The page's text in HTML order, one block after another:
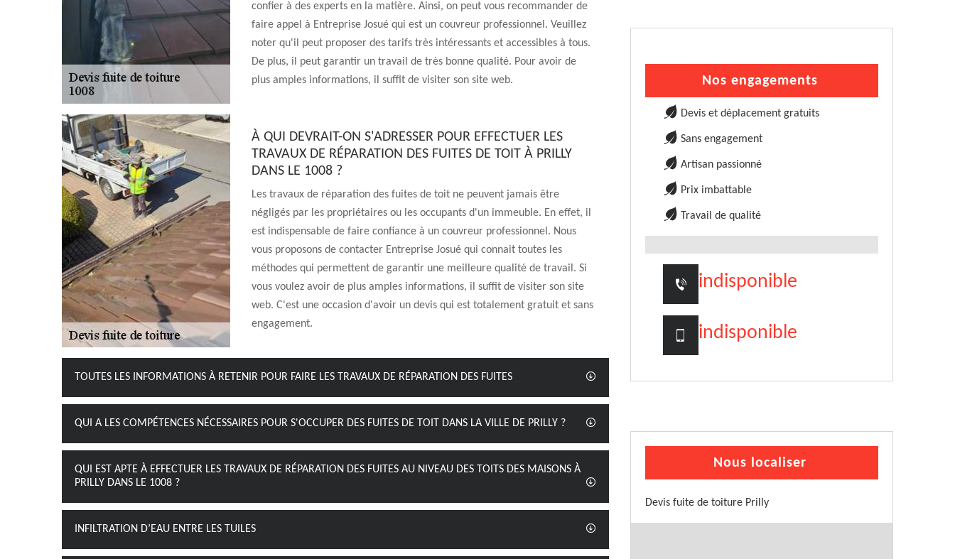
confier à des experts en la matière. Ainsi, on peut vous recommander de
faire appel à Entreprise Josué qui est un couvreur professionnel. Veuillez
noter qu'il peut proposer des tarifs très intéressants et accessibles à tous.
De plus, il peut garantir un travail de très bonne qualité. Pour avoir de
plus amples informations, il suffit de visiter son site web.
À QUI DEVRAIT-ON S'ADRESSER POUR EFFECTUER LES
TRAVAUX DE RÉPARATION DES FUITES DE TOIT À PRILLY
DANS LE 1008 ?
Les travaux de réparation des fuites de toit ne peuvent jamais être
négligés par les propriétaires ou les occupants d'un immeuble. En effet, il
est indispensable de faire confiance à un couvreur professionnel. Nous
vous proposons de contacter Entreprise Josué qui connait toutes les
méthodes qui permettent de garantir une meilleure qualité de travail. Si
vous voulez avoir de plus amples informations, il suffit de visiter son site
web. C'est une occasion d'avoir un devis qui est totalement gratuit et sans
engagement.
TOUTES LES INFORMATIONS À RETENIR POUR FAIRE LES TRAVAUX DE RÉPARATION DES FUITES
QUI A LES COMPÉTENCES NÉCESSAIRES POUR S'OCCUPER DES FUITES DE TOIT DANS LA VILLE DE PRILLY ?
QUI EST APTE À EFFECTUER LES TRAVAUX DE RÉPARATION DES FUITES AU NIVEAU DES TOITS DES MAISONS À
PRILLY DANS LE 1008 ?
INFILTRATION D’EAU ENTRE LES TUILES
Nos engagements
Devis et déplacement gratuits
Sans engagement
Artisan passionné
Prix imbattable
Travail de qualité
indisponible
indisponible
Nous localiser
Devis fuite de toiture Prilly